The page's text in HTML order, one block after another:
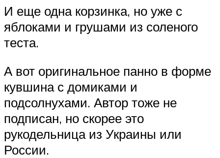
И еще одна корзинка, но уже с
яблоками и грушами из соленого
теста.
А вот оригинальное панно в форме
кувшина с домиками и
подсолнухами. Автор тоже не
подписан, но скорее это
рукодельница из Украины или
России.